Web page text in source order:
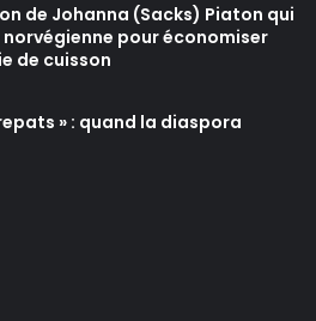
de Johanna (Sacks) Piaton qui
pour économiser
de cuisson
» : quand la diaspora